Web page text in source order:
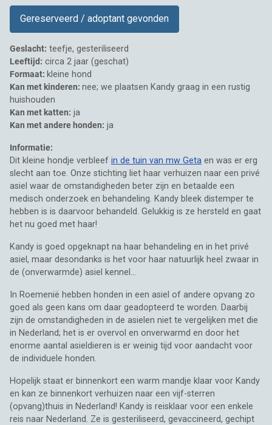
Gereserveerd / adoptant gevonden
Geslacht: teefje, gesteriliseerd
Leeftijd: circa 2 jaar (geschat)
Formaat: kleine hond
Kan met kinderen: nee; we plaatsen Kandy graag in een rustig
huishouden
Kan met katten: ja
Kan met andere honden: ja
Informatie:
Dit kleine hondje verbleef in de tuin van mw Geta en was er erg
slecht aan toe. Onze stichting liet haar verhuizen naar een privé
asiel waar de omstandigheden beter zijn en betaalde een
medisch onderzoek en behandeling. Kandy bleek distemper te
hebben is is daarvoor behandeld. Gelukkig is ze hersteld en gaat
het nu goed met haar!
Kandy is goed opgeknapt na haar behandeling en in het privé
asiel, maar desondanks is het voor haar natuurlijk heel zwaar in
de (onverwarmde) asiel kennel...
In Roemenië hebben honden in een asiel of andere opvang zo
goed als geen kans om daar geadopteerd te worden. Daarbij
zijn de omstandigheden in de asielen niet te vergelijken met die
in Nederland; het is er overvol en onverwarmd en door het
enorme aantal asieldieren is er weinig tijd voor aandacht voor
de individuele honden.
Hopelijk staat er binnenkort een warm mandje klaar voor Kandy
en kan ze binnenkort verhuizen naar een vijf-sterren
(opvang)thuis in Nederland! Kandy is reisklaar voor een enkele
reis naar Nederland. Ze is gesteriliseerd, gevaccineerd, gechipt